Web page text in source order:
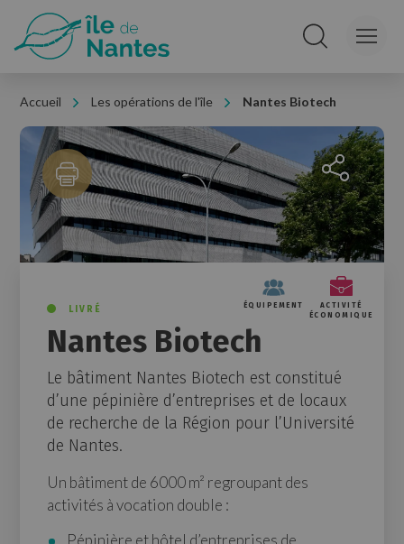
Accueil Les opérations de l'île Nantes Biotech
Partager la
ACTIVITÉ
ÉCONOMIQUE
ÉQUIPEMENT
LIVRÉ
Nantes Biotech
Le bâtiment Nantes Biotech est constitué
d’une pépinière d’entreprises et de locaux
de recherche de la Région pour l’Université
de Nantes.
Un bâtiment de 6000 m² regroupant des
activités à vocation double :
Pépinière et hôtel d’entreprises de
Panneau de gestion des cookies